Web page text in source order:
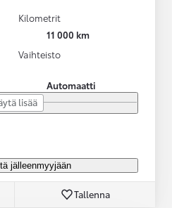
Kilometrit
11 000 km
Vaihteisto
Automaatti
lisää
jälleenmyyjään
Tallenna